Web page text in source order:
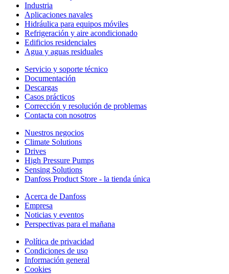
Industria
Aplicaciones navales
Hidráulica para equipos móviles
Refrigeración y aire acondicionado
Edificios residenciales
Agua y aguas residuales
Servicio y soporte técnico
Documentación
Descargas
Casos prácticos
Corrección y resolución de problemas
Contacta con nosotros
Nuestros negocios
Climate Solutions
Drives
High Pressure Pumps
Sensing Solutions
Danfoss Product Store - la tienda única
Acerca de Danfoss
Empresa
Noticias y eventos
Perspectivas para el mañana
Política de privacidad
Condiciones de uso
Información general
Cookies